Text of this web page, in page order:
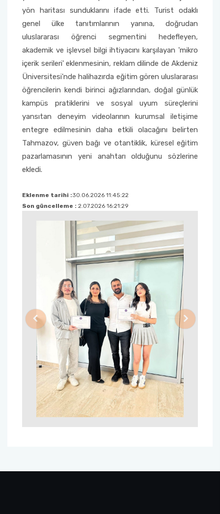
yön haritası sunduklarını ifade etti. Turist odaklı
genel ülke tanıtımlarının yanına, doğrudan
uluslararası öğrenci segmentini hedefleyen,
akademik ve işlevsel bilgi ihtiyacını karşılayan 'mikro
içerik serileri' eklenmesinin, reklam dilinde de Akdeniz
Üniversitesi'nde halihazırda eğitim gören uluslararası
öğrencilerin kendi birinci ağızlarından, doğal günlük
kampüs pratiklerini ve sosyal uyum süreçlerini
yansıtan deneyim videolarının kurumsal iletişime
entegre edilmesinin daha etkili olacağını belirten
Tahmazov, güven bağı ve otantiklik, küresel eğitim
pazarlamasının yeni anahtarı olduğunu sözlerine
ekledi.
Eklenme tarihi :30.06.2026 11:45:22
Son güncelleme : 2.07.2026 16:21:29
Previous Next